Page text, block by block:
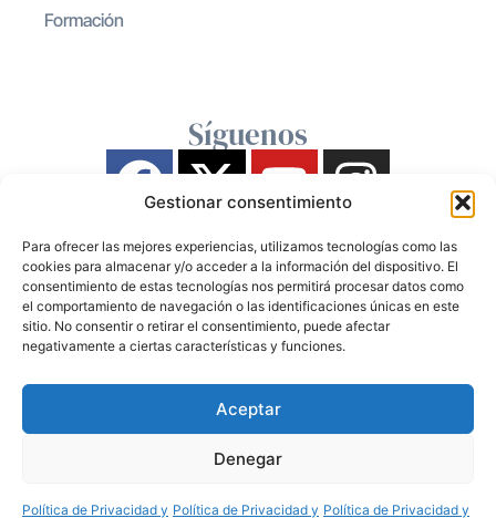
Gestionar consentimiento
Para ofrecer las mejores experiencias, utilizamos tecnologías como las
cookies para almacenar y/o acceder a la información del dispositivo. El
consentimiento de estas tecnologías nos permitirá procesar datos como
el comportamiento de navegación o las identificaciones únicas en este
sitio. No consentir o retirar el consentimiento, puede afectar
negativamente a ciertas características y funciones.
Aceptar
Denegar
Política de Privacidad y Política de Privacidad y Política de Privacidad y
Formación
Síguenos